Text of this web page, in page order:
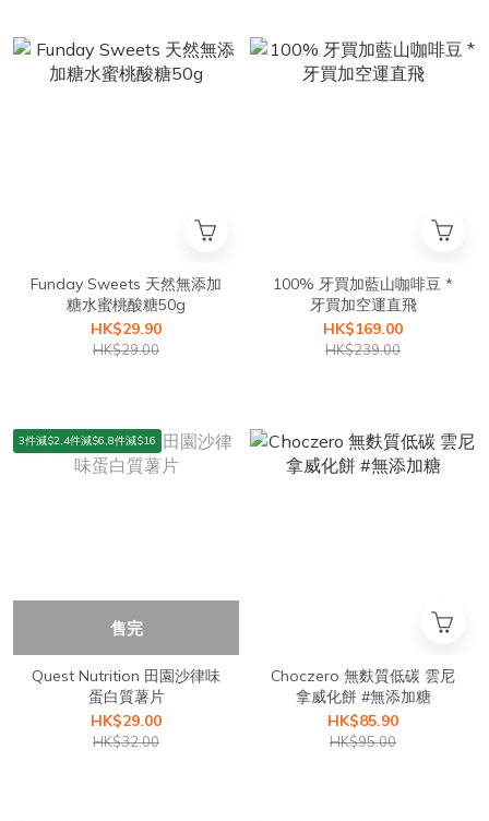
Funday Sweets 天然無添加
糖水蜜桃酸糖50g
HK$29.90
HK$29.00
100% 牙買加藍山咖啡豆 *
牙買加空運直飛
HK$169.00
HK$239.00
3件減$2,4件減$6,8件減$16
售完
Quest Nutrition 田園沙律味
蛋白質薯片
HK$29.00
HK$32.00
Choczero 無麩質低碳 雲尼
拿威化餅 #無添加糖
HK$85.90
HK$95.00